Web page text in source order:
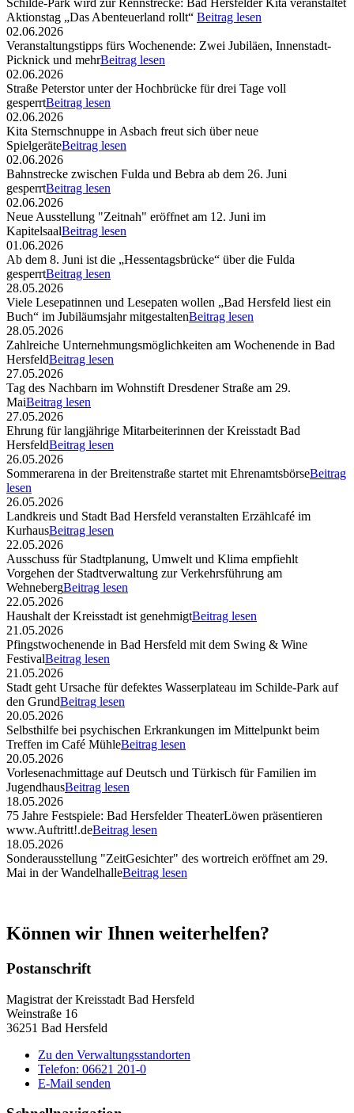
Schilde-Park wird zur Rennstrecke: Bad Hersfelder Kita veranstaltet
Aktionstag „Das Abenteuerland rollt“ Beitrag lesen
02.06.2026
Veranstaltungstipps fürs Wochenende: Zwei Jubiläen, Innenstadt-
Picknick und mehrBeitrag lesen
02.06.2026
Straße Peterstor unter der Hochbrücke für drei Tage voll
gesperrtBeitrag lesen
02.06.2026
Kita Sternschnuppe in Asbach freut sich über neue
SpielgeräteBeitrag lesen
02.06.2026
Bahnstrecke zwischen Fulda und Bebra ab dem 26. Juni
gesperrtBeitrag lesen
02.06.2026
Neue Ausstellung "Zeitnah" eröffnet am 12. Juni im
KapitelsaalBeitrag lesen
01.06.2026
Ab dem 8. Juni ist die „Hessentagsbrücke“ über die Fulda
gesperrtBeitrag lesen
28.05.2026
Viele Lesepatinnen und Lesepaten wollen „Bad Hersfeld liest ein
Buch“ im Jubiläumsjahr mitgestaltenBeitrag lesen
28.05.2026
Zahlreiche Unternehmungsmöglichkeiten am Wochenende in Bad
HersfeldBeitrag lesen
27.05.2026
Tag des Nachbarn im Wohnstift Dresdener Straße am 29.
MaiBeitrag lesen
27.05.2026
Ehrung für langjährige Mitarbeiterinnen der Kreisstadt Bad
HersfeldBeitrag lesen
26.05.2026
Sommerarena in der Breitenstraße startet mit EhrenamtsbörseBeitrag
lesen
26.05.2026
Landkreis und Stadt Bad Hersfeld veranstalten Erzählcafé im
KurhausBeitrag lesen
22.05.2026
Ausschuss für Stadtplanung, Umwelt und Klima empfiehlt
Vorgehen der Stadtverwaltung zur Verkehrsführung am
WehnebergBeitrag lesen
22.05.2026
Haushalt der Kreisstadt ist genehmigtBeitrag lesen
21.05.2026
Pfingstwochenende in Bad Hersfeld mit dem Swing & Wine
FestivalBeitrag lesen
21.05.2026
Stadt geht Ursache für defektes Wasserplateau im Schilde-Park auf
den GrundBeitrag lesen
20.05.2026
Selbsthilfe bei psychischen Erkrankungen im Mittelpunkt beim
Treffen im Café MühleBeitrag lesen
20.05.2026
Vorlesenachmittage auf Deutsch und Türkisch für Familien im
JugendhausBeitrag lesen
18.05.2026
75 Jahre Festspiele: Bad Hersfelder TheaterLöwen präsentieren
www.Auftritt!.deBeitrag lesen
18.05.2026
Sonderausstellung "ZeitGesichter" des wortreich eröffnet am 29.
Mai in der WandelhalleBeitrag lesen
Können wir Ihnen weiterhelfen?
Postanschrift
Magistrat der Kreisstadt Bad Hersfeld
Weinstraße 16
36251 Bad Hersfeld
Zu den Verwaltungsstandorten
Telefon: 06621 201-0
E-Mail senden